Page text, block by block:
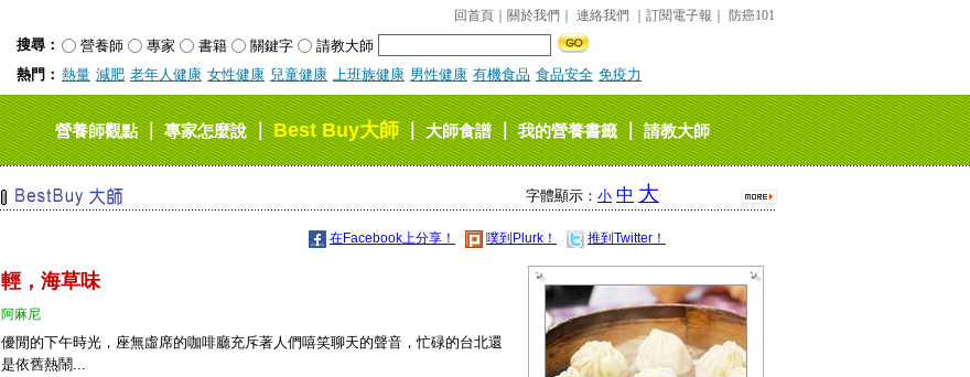
回首頁 關於我們 連絡我們 訂閱電子報 防癌101
搜尋： 營養師 專家 書籍 關鍵字
請教大師
熱門： 熱量 減肥 老年人健康 女性健康 兒童健康 上班族健康 男性健康 有機食品 食品安全 免疫力
營養師觀點｜專家怎麼說｜Best Buy大師｜大師食譜｜我的營養書籤｜請教大師
字體顯示： 小 中 大
在Facebook上分享！ 噗到Plurk！ 推到Twitter！
輕，海草味
阿麻尼
優閒的下午時光，座無虛席的咖啡廳充斥著人們嘻笑聊天的聲音，忙碌的台北還
是依舊熱鬧...